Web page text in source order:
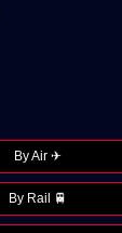
By Air ✈
By Rail 🚆